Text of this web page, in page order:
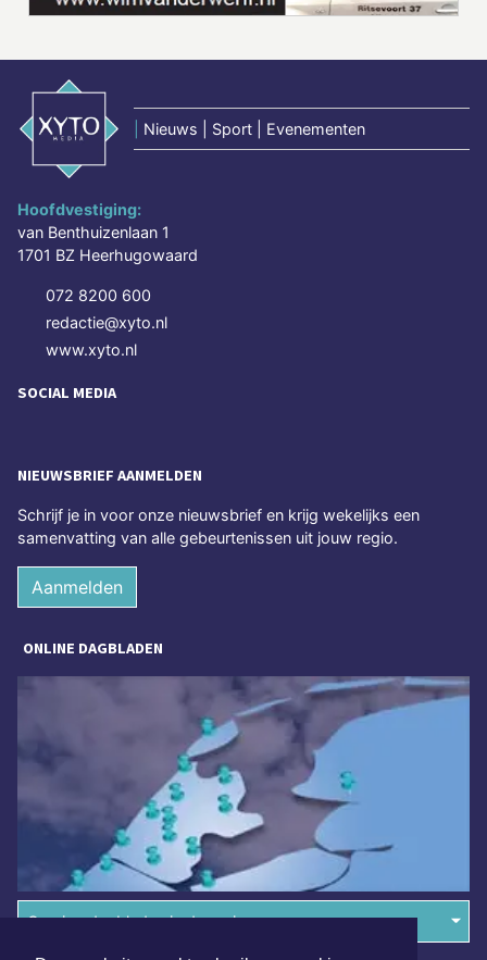
Nieuws | Sport | Evenementen
Hoofdvestiging:
van Benthuizenlaan 1
1701 BZ Heerhugowaard
072 8200 600
redactie@xyto.nl
www.xyto.nl
SOCIAL MEDIA
NIEUWSBRIEF AANMELDEN
Schrijf je in voor onze nieuwsbrief en krijg wekelijks een
samenvatting van alle gebeurtenissen uit jouw regio.
Aanmelden
ONLINE DAGBLADEN
Overige dagbladen in de regio